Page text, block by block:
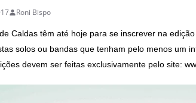
Roni Bispo
Caldas têm até hoje para se inscrever na
solos ou bandas que tenham pelo menos um
devem ser feitas exclusivamente pelo site: